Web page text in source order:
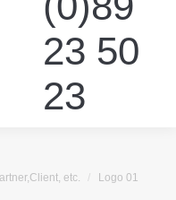
23 50
23
etc. Logo 01